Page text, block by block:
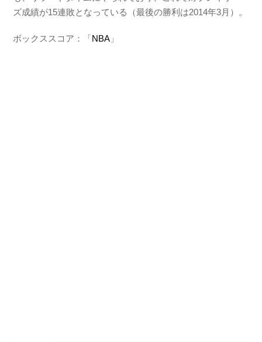
ズ成績が15連敗となっている（最後の勝利は2014年3月）。
ボックススコア：「NBA 」